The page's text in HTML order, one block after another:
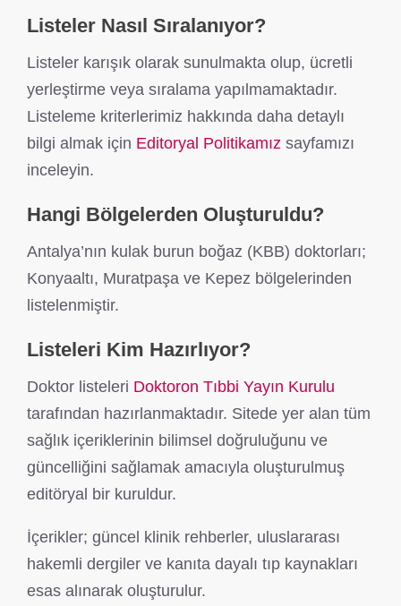
Listeler Nasıl Sıralanıyor?
Listeler karışık olarak sunulmakta olup, ücretli
yerleştirme veya sıralama yapılmamaktadır.
Listeleme kriterlerimiz hakkında daha detaylı
bilgi almak için Editoryal Politikamız sayfamızı
inceleyin.
Hangi Bölgelerden Oluşturuldu?
Antalya’nın kulak burun boğaz (KBB) doktorları;
Konyaaltı, Muratpaşa ve Kepez bölgelerinden
listelenmiştir.
Listeleri Kim Hazırlıyor?
Doktor listeleri Doktoron Tıbbi Yayın Kurulu
tarafından hazırlanmaktadır. Sitede yer alan tüm
sağlık içeriklerinin bilimsel doğruluğunu ve
güncelliğini sağlamak amacıyla oluşturulmuş
editöryal bir kuruldur.
İçerikler; güncel klinik rehberler, uluslararası
hakemli dergiler ve kanıta dayalı tıp kaynakları
esas alınarak oluşturulur.